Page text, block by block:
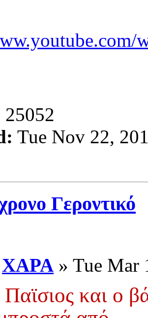
25052
Tue Nov 22,
Γεροντικό
XAPA » Tue Mar
και ο